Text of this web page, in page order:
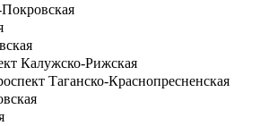
Калужско-Рижская
Таганско-Краснопресненская